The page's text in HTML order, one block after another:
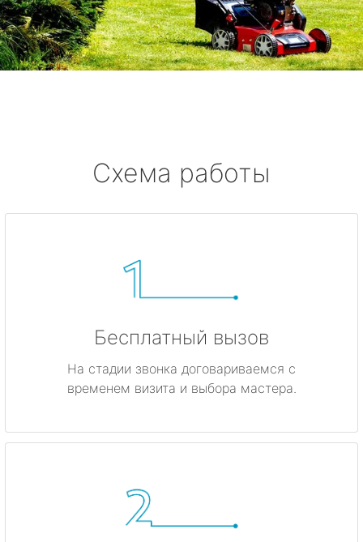
Схема работы
Бесплатный вызов
На стадии звонка договариваемся с
временем визита и выбора мастера.